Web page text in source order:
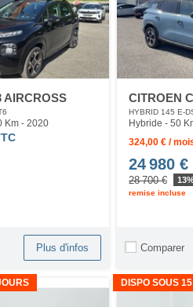
AIRCROSS
Km - 2020
Plus d'infos
CITROEN
HYBRID 145 E-
Hybride - 50
324,00 € /
24 980 €
28 700 €
remise incluse
Comparer
DISPO SOUS